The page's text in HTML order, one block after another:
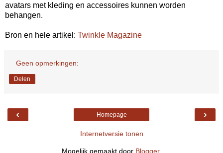
avatars met kleding en accessoires kunnen worden
behangen.
Bron en hele artikel: Twinkle Magazine
Geen opmerkingen:
Delen
‹ ›
Homepage
Internetversie tonen
Mogelijk gemaakt door Blogger.